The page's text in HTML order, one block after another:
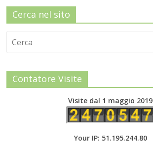
Cerca nel sito
Contatore Visite
Visite dal 1 maggio 2019
Your IP: 51.195.244.80